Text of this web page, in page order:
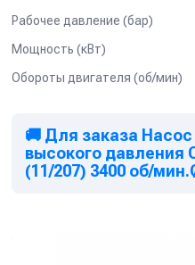
Рабочее давление (бар)
Мощность (кВт)
Обороты двигателя (об/мин)
🚚 Для заказа
высокого давления
(11/207) 3400 об/